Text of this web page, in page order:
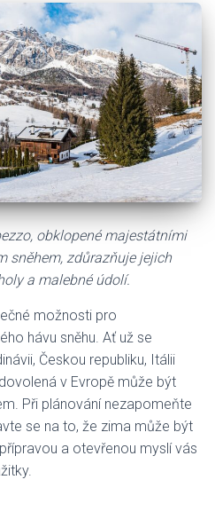
obklopené majestátními
sněhem, zdůrazňuje jejich
a malebné údolí.
možnosti pro
hávu sněhu. Ať už se
Českou republiku, Itálii
v Evropě může být
Při plánování nezapomeňte
se na to, že zima může být
a otevřenou myslí vás